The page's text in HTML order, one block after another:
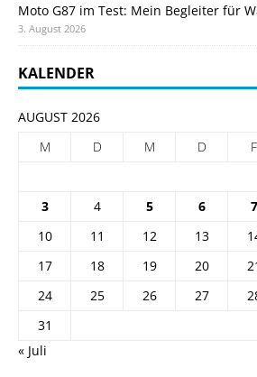
Moto G87 im Test: Mein Begleiter für
3. August 2026
KALENDER
AUGUST 2026
M
D M D F
3
4 5 6 7
10
11 12 13
17
18 19 20
24
25 26 27
31
« Juli